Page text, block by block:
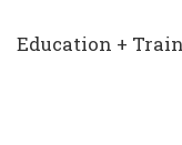
Education +